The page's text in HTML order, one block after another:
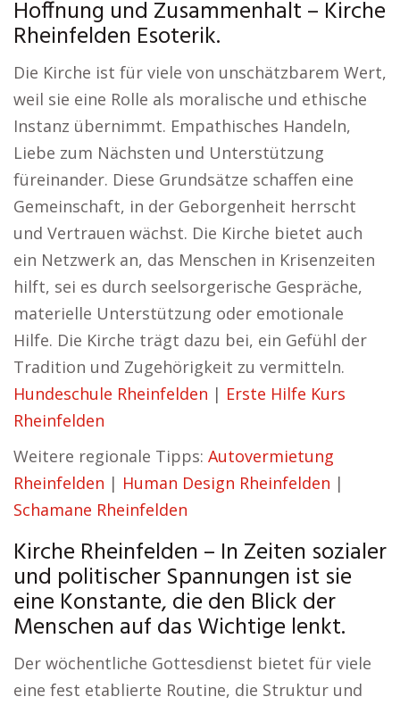
Hoffnung und Zusammenhalt – Kirche
Rheinfelden Esoterik.
Die Kirche ist für viele von unschätzbarem Wert,
weil sie eine Rolle als moralische und ethische
Instanz übernimmt. Empathisches Handeln,
Liebe zum Nächsten und Unterstützung
füreinander. Diese Grundsätze schaffen eine
Gemeinschaft, in der Geborgenheit herrscht
und Vertrauen wächst. Die Kirche bietet auch
ein Netzwerk an, das Menschen in Krisenzeiten
hilft, sei es durch seelsorgerische Gespräche,
materielle Unterstützung oder emotionale
Hilfe. Die Kirche trägt dazu bei, ein Gefühl der
Tradition und Zugehörigkeit zu vermitteln.
Hundeschule Rheinfelden | Erste Hilfe Kurs
Rheinfelden
Weitere regionale Tipps: Autovermietung
Rheinfelden | Human Design Rheinfelden |
Schamane Rheinfelden
Kirche Rheinfelden – In Zeiten sozialer
und politischer Spannungen ist sie
eine Konstante, die den Blick der
Menschen auf das Wichtige lenkt.
Der wöchentliche Gottesdienst bietet für viele
eine fest etablierte Routine, die Struktur und